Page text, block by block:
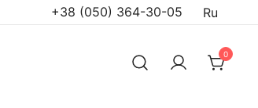
+38 (050) 364-30-05 Ru
0